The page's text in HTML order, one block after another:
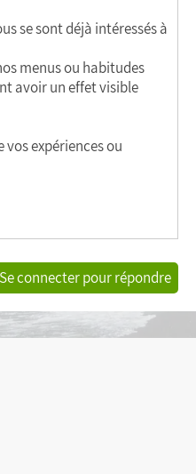
se sont déjà intéressés à
menus ou habitudes
avoir un effet visible
vos expériences ou
Se connecter pour répondre